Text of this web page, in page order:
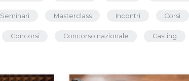
Seminari Masterclass Incontri Corsi
Concorsi Concorso nazionale Casting